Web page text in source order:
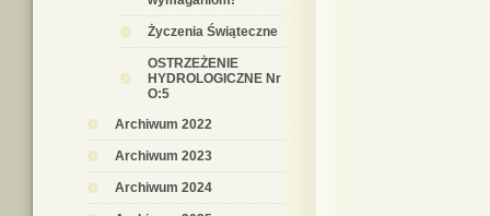
Życzenia Świąteczne
OSTRZEŻENIE
HYDROLOGICZNE Nr
O:5
Archiwum 2022
Archiwum 2023
Archiwum 2024